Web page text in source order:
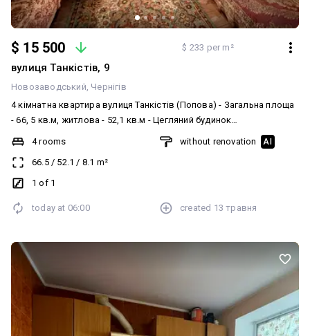
$ 15 500 $ 233 per m²
вулиця Танкістів, 9
Новозаводський Чернігів
4 кімнатна квартира вулиця Танкістів (Попова) - Загальна площа
- 66, 5 кв.м, житлова - 52,1 кв.м - Цегляний будинок
одноповерховий - Автономне опалення - Вода заведена -
Лічильник на газ, світло - Санвузол у дворі - Двір кутовий,
огорожен Телефонуйте, будь ласка, домовимось на перегляд!
4 rooms
66.5/ 52.1 / 8.1 m²
1 of 1
without renovation AI
today at 06:00 created 13 травня